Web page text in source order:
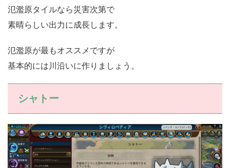
氾濫原タイルなら災害次第で
素晴らしい出力に成長します。
氾濫原が最もオススメですが
基本的には川沿いに作りましょう。
シャトー